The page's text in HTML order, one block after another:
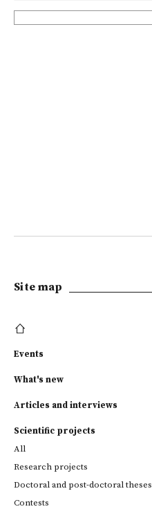
Site map
Events
What's new
Articles and interviews
Scientific projects
All
Research projects
Doctoral and post-doctoral theses
Contests